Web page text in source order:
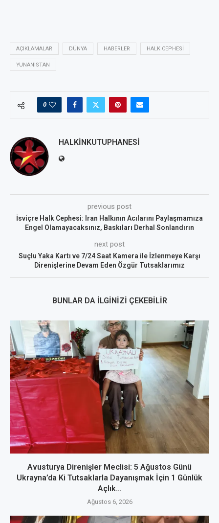
AÇIKLAMALAR DÜNYA HABERLER HALK CEPHESI
YUNANISTAN
0
HALKINKUTUPHANESI
previous post
İsviçre Halk Cephesi: Iran Halkının Acılarını Paylaşmamıza
Engel Olamayacaksınız, Baskıları Derhal Sonlandırın
next post
Suçlu Yaka Kartı ve 7/24 Saat Kamera ile İzlenmeye Karşı
Direnişlerine Devam Eden Özgür Tutsaklarımız
BUNLAR DA İLGINIZI ÇEKEBILIR
Avusturya Direnişler Meclisi: 5 Ağustos Günü
Ukrayna’da Ki Tutsaklarla Dayanışmak İçin 1 Günlük
Açlık...
Ağustos 6, 2026